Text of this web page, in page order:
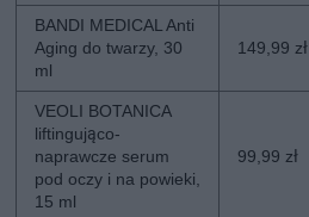
BANDI MEDICAL Anti
Aging do twarzy, 30
ml
149,99 zł
VEOLI BOTANICA
liftingująco-
naprawcze serum
pod oczy i na powieki,
15 ml
99,99 zł